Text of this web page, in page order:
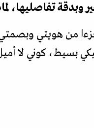
تفاصليها،
من هويتي وبصمتي
بسيط، كوني لا